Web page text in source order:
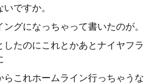
ですか。
グになっちゃって書いたのが。
たのにこれとかあとナイヤフラ
これホームライン行っちゃうな